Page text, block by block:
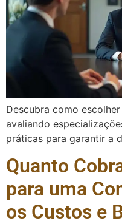
Descubra como
avaliando
práticas para garantir a
Quanto
para uma
os Custos e